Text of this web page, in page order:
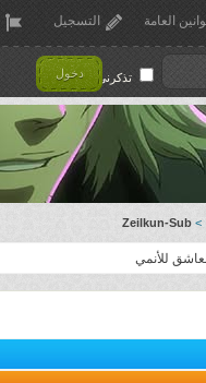
العامة التسجيل
تذكرني ! دخول
>
Zeilkun-Sub
للأنمي